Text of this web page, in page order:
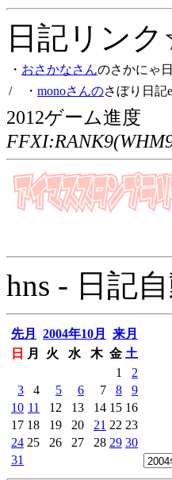
日記リン
・ おさかなさんのさかにゃ
/ ・ monoさんのさぼり日記
2012ゲーム進度
hns - 日記
先月 2004年10月
来月
日
月 火 水 木 金 土
1
2
3
4 5 6 7 8
9
10 11 12 13 14 15 16
17 18 19 20 21 22 23
24 25 26 27 28 29 30
31